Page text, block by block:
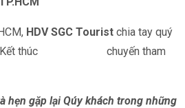
HDV SGC Tourist chia tay quý
lại! Kết thúc chuyến tham
hẹn gặp lại Qúy khách trong những